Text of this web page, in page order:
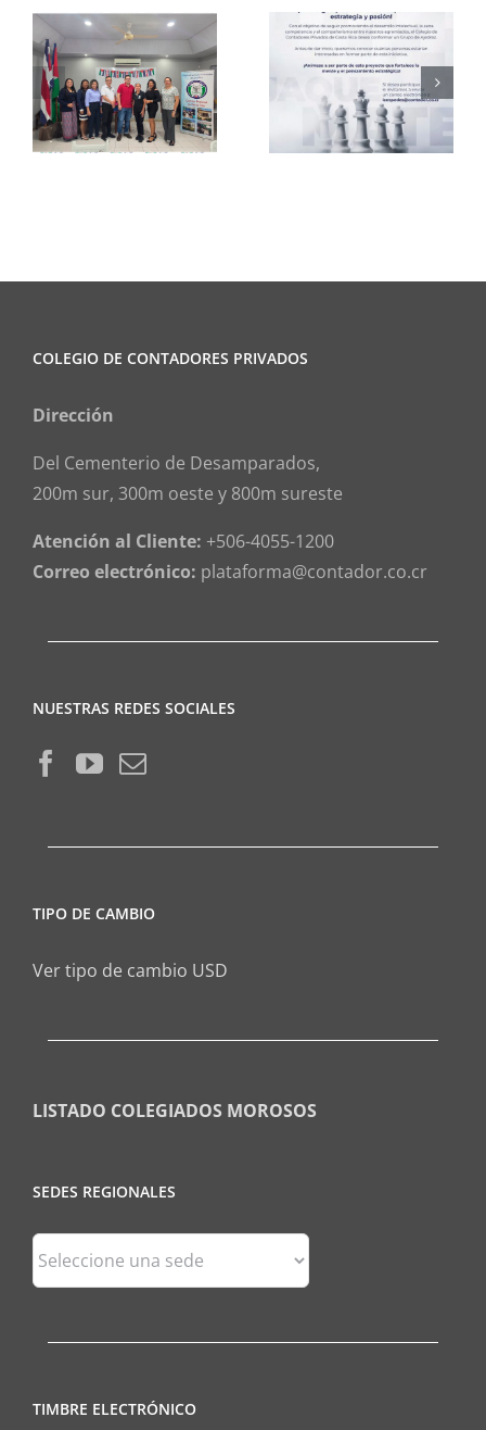
Club de
Ajedrez
CCPCR
Informa
COLEGIO DE CONTADORES PRIVADOS
Dirección
Del Cementerio de Desamparados,
200m sur, 300m oeste y 800m sureste
Atención al Cliente: +506-4055-1200
Correo electrónico: plataforma@contador.co.cr
NUESTRAS REDES SOCIALES
TIPO DE CAMBIO
Ver tipo de cambio USD
LISTADO COLEGIADOS MOROSOS
SEDES REGIONALES
Sedes
Regionales
TIMBRE ELECTRÓNICO